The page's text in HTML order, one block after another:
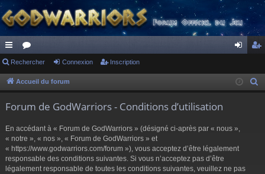
ac
co
s
or
u ne cri
Rechercher Connexion Inscription
Accueil du forum
Forum de GodWarriors - Conditions d’utilisation
En accédant à « Forum de GodWarriors » (désigné ci-après par « nous »,
« notre », « nos », « Forum de GodWarriors » et
« https://www.godwarriors.com/forum »), vous acceptez d’être légalement
responsable des conditions suivantes. Si vous n’acceptez pas d’être
légalement responsable de toutes les conditions suivantes, veuillez ne pas